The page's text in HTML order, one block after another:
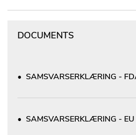
DOCUMENTS
SAMSVARSERKLÆRING -
SAMSVARSERKLÆRING - EU